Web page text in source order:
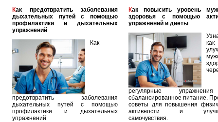
Как предотвратить заболевания
дыхательных путей с помощью
профилактики и дыхательных
упражнений
Как
предотвратить заболевания
дыхательных путей с помощью
профилактики и дыхательных
упражнений
Как повысить уровень мужского
здоровья с помощью
упражнений и диеты
как
регулярные
сбалансированное питание.
советы для повышения
активности и
самочувствия.